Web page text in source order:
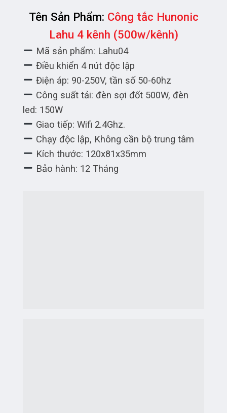
Tên Sản Phẩm: Công tắc Hunonic
Lahu 4 kênh (500w/kênh)
Mã sản phẩm: Lahu04
Điều khiển 4 nút độc lập
Điện áp: 90-250V, tần số 50-60hz
Công suất tải: đèn sợi đốt 500W, đèn
led: 150W
Giao tiếp: Wifi 2.4Ghz.
Chạy độc lập, Không cần bộ trung tâm
Kích thước: 120x81x35mm
Bảo hành: 12 Tháng